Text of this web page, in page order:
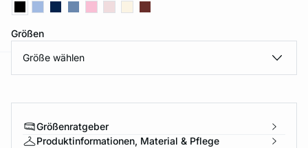
Größen
Größe wählen
Größenratgeber
Produktinformationen, Material & Pflege